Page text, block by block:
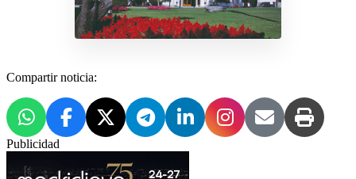
Compartir noticia:
Publicidad